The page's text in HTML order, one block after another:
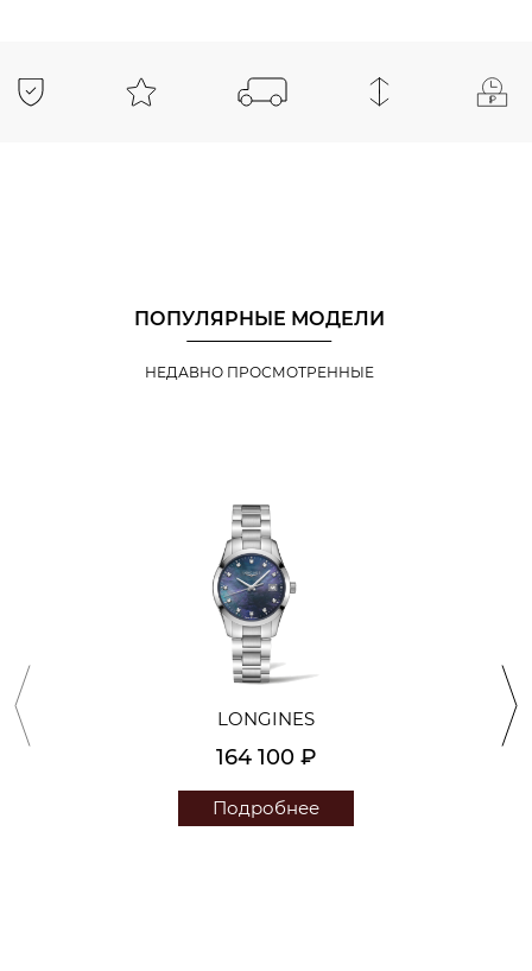
ПОПУЛЯРНЫЕ МОДЕЛИ
НЕДАВНО ПРОСМОТРЕННЫЕ
LONGINES
164 100 ₽
Подробнее